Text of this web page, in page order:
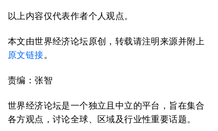
以上内容仅代表作者个人观点。
本文由世界经济论坛原创，转载请注明来源并附上
原文链接。
责编：张智
世界经济论坛是一个独立且中立的平台，旨在集合
各方观点，讨论全球、区域及行业性重要话题。